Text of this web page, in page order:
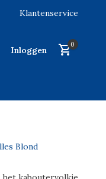
Klantenservice
Inloggen
0
Blond